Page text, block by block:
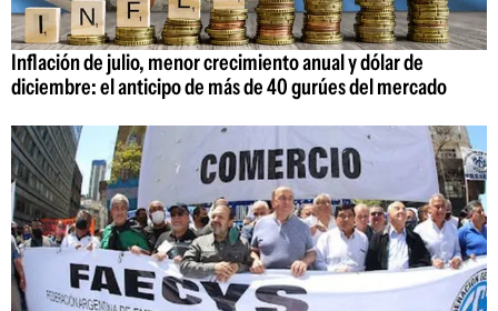
Inflación de julio, menor crecimiento anual y dólar de
diciembre: el anticipo de más de 40 gurúes del mercado